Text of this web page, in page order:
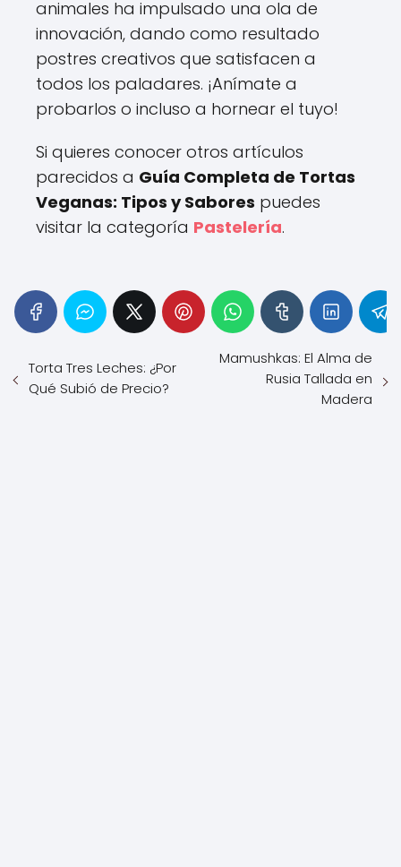
animales ha impulsado una ola de
innovación, dando como resultado
postres creativos que satisfacen a
todos los paladares. ¡Anímate a
probarlos o incluso a hornear el tuyo!
Si quieres conocer otros artículos
parecidos a Guía Completa de Tortas
Veganas: Tipos y Sabores puedes
visitar la categoría Pastelería.
Torta Tres Leches: ¿Por
Qué Subió de Precio?
Mamushkas: El Alma de
Rusia Tallada en
Madera